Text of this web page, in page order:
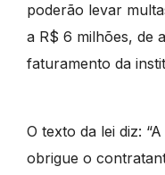
poderão levar
a R$ 6 milhões, de
faturamento da
O texto da lei diz:
obrigue o